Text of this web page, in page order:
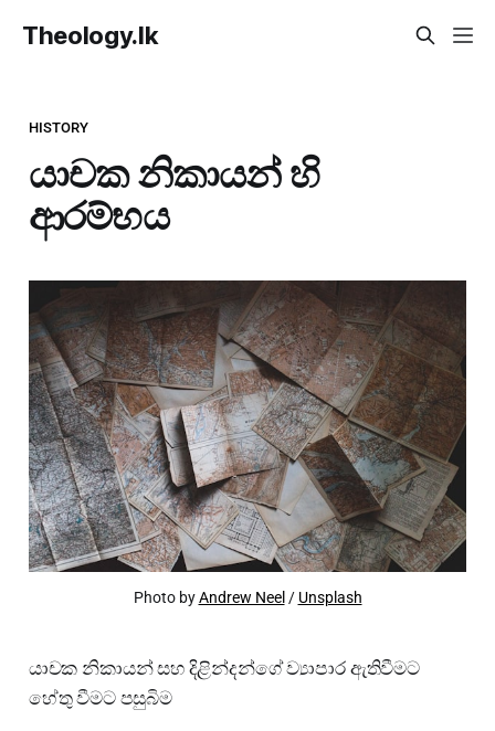
Theology.lk
HISTORY
යාචක නිකායන් හි
ආරම්භය
Photo by Andrew Neel / Unsplash
යාචක නිකායන් සහ දිළින්දන්ගේ ව්‍යාපාර ඇතිවීමට
හේතු වීමට පසුබිම